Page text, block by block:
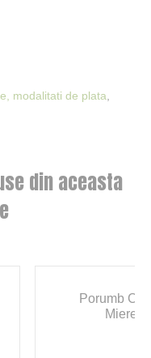
modalitati de plata,
din aceasta
Porumb
Miere